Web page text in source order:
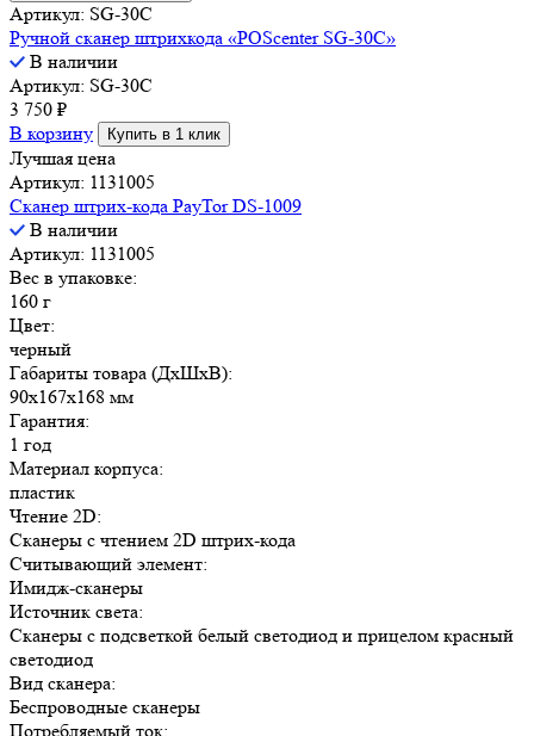
Артикул: SG-30C
Ручной сканер штрихкода «POScenter SG-30C»
В наличии
Артикул: SG-30C
3 750 ₽
В корзину
Купить в 1 клик
Лучшая цена
Артикул: 1131005
Сканер штрих-кода PayTor DS-1009
В наличии
Артикул: 1131005
Вес в упаковке:
160 г
Цвет:
черный
Габариты товара (ДxШxВ):
90x167x168 мм
Гарантия:
1 год
Материал корпуса:
пластик
Чтение 2D:
Сканеры с чтением 2D штрих-кода
Считывающий элемент:
Имидж-сканеры
Источник света:
Сканеры с подсветкой белый светодиод и прицелом красный
светодиод
Вид сканера:
Беспроводные сканеры
Потребляемый ток: